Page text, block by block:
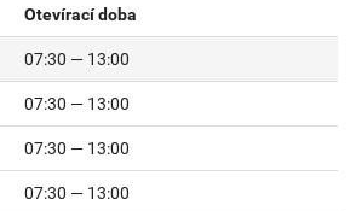
Otevírací doba
07:30 — 13:00
07:30 — 13:00
07:30 — 13:00
07:30 — 13:00